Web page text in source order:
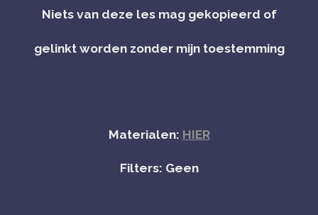
Niets van deze les mag gekopieerd of
gelinkt worden zonder mijn toestemming
Materialen: HIER
Filters: Geen